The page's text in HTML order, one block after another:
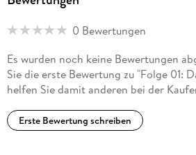
0 Bewertungen
Es wurden noch keine Bewertungen
Sie die erste Bewertung zu "Folge 01:
helfen Sie damit anderen bei der
Erste Bewertung schreiben